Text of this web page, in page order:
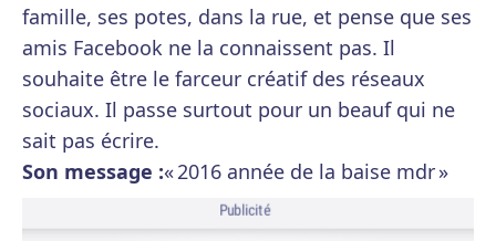
famille, ses potes, dans la rue, et pense que ses
amis Facebook ne la connaissent pas. Il
souhaite être le farceur créatif des réseaux
sociaux. Il passe surtout pour un beauf qui ne
sait pas écrire.
Son message :« 2016 année de la baise mdr »
Publicité